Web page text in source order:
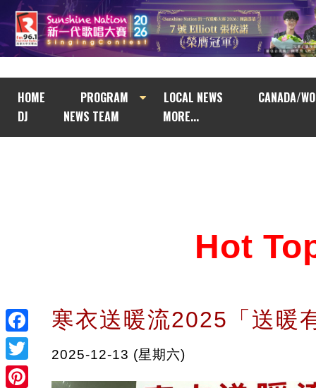
HOME PROGRAM LOCAL NEWS
CANADA/
DJ
NEWS TEAM MORE...
Facebook
Twitter
Hot
寒衣送暖流2025「送暖
2025-12-13 (星期六)